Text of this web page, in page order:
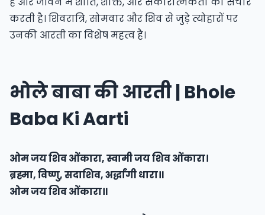
करती है। शिवरात्रि, सोमवार और शिव से जुड़े त्योहारों पर
उनकी आरती का विशेष महत्व है।
भोले बाबा की आरती | Bhole
Baba Ki Aarti​
ओम जय शिव ओंकारा, स्वामी जय शिव ओंकारा।
ब्रह्मा, विष्णु, सदाशिव, अर्द्धांगी धारा॥
ओम जय शिव ओंकारा॥